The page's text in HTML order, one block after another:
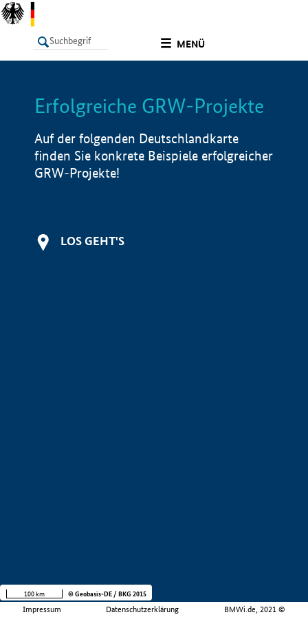
MENÜ
LISTE Info
Erfolgreiche GRW-Projekte
Auf der folgenden Deutschlandkarte
finden Sie konkrete Beispiele erfolgreicher
GRW-Projekte!
LOS GEHT'S
Impressum Datenschutzerklärung BMWi.de, 2021 ©
100 km © Geobasis-DE / BKG 2015